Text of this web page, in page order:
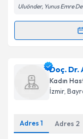
Uluönder, Yunus Emre
Randevu
Uzm. Dr.
oluşturun. Size
takvim
Doç. Dr.
Kadın
İzmir,
Adres 1 Adres 2